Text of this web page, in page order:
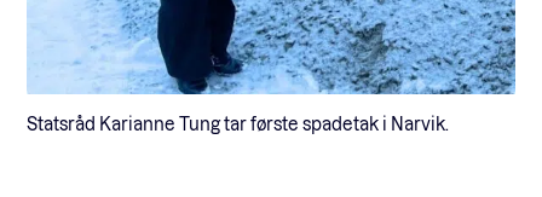
Statsråd Karianne Tung tar første spadetak i Narvik.